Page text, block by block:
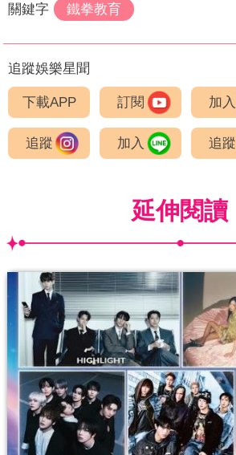
關鍵字 鐵拳教育
追蹤娛樂星聞
下載APP 訂閱 加入
追蹤 加入 追蹤
延伸閱讀